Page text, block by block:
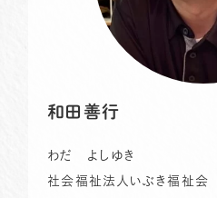
和田善行
わだ よしゆき
社会福祉法人いぶき福祉